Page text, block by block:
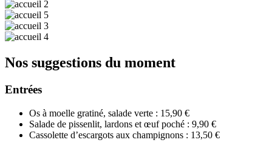
Nos suggestions du moment
Entrées
Os à moelle gratiné, salade verte : 15,90 €
Salade de pissenlit, lardons et œuf poché : 9,90 €
Cassolette d’escargots aux champignons : 13,50 €